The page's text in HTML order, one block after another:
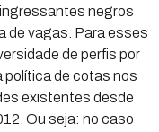
negros
de vagas. Para esses
de perfis por
política de cotas nos
existentes desde
Ou seja: no caso